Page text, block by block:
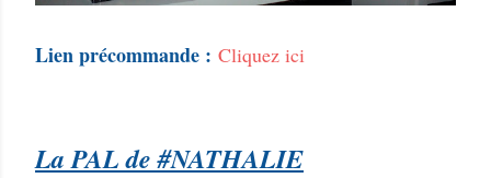
Lien précommande : Cliquez ici
La PAL de #NATHALIE